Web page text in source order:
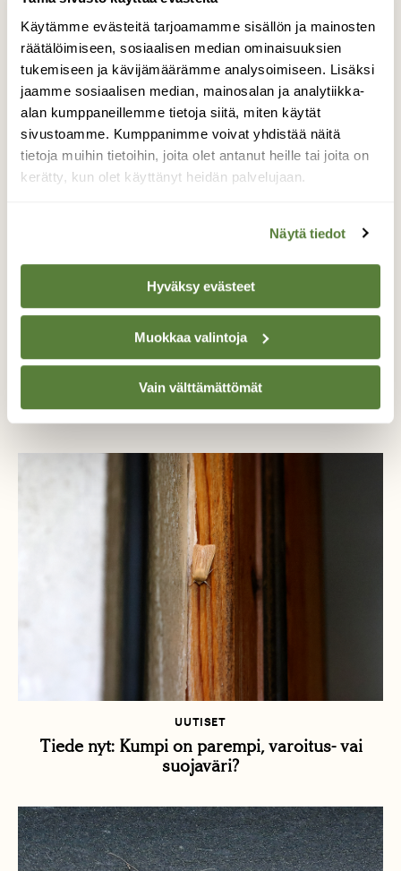
Käytämme evästeitä tarjoamamme sisällön ja mainosten
räätälöimiseen, sosiaalisen median ominaisuuksien
tukemiseen ja kävijämäärämme analysoimiseen. Lisäksi
jaamme sosiaalisen median, mainosalan ja analytiikka-
alan kumppaneillemme tietoja siitä, miten käytät
sivustoamme. Kumppanimme voivat yhdistää näitä
tietoja muihin tietoihin, joita olet antanut heille tai joita on
kerätty, kun olet käyttänyt heidän palvelujaan.
Näytä tiedot
Hyväksy evästeet
Muokkaa valintoja
Vain välttämättömät
Kysy luonnosta: Herkuttelevatko perhoset
mansikoilla?
KYSY LUONNOSTA
Kysy luonnosta: Mikä oranssinpunainen
perhonen lepäsi nurmikolla?
UUTISET
Tiede nyt: Kumpi on parempi, varoitus- vai
suojaväri?